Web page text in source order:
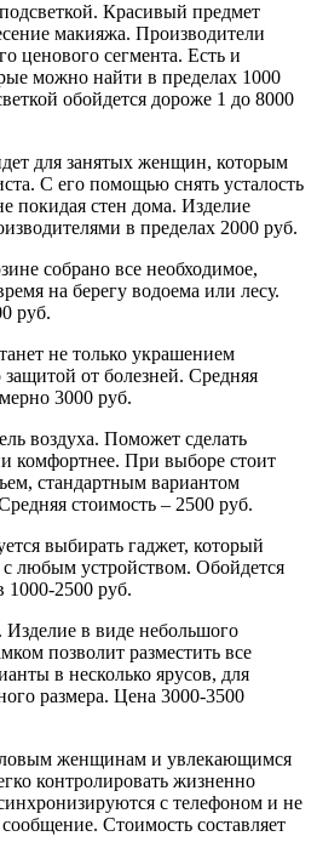
Красивый предмет
макияжа. Производители
ценового сегмента. Есть и
можно найти в пределах 1000
обойдется дороже 1 до 8000
для занятых женщин, которым
С его помощью снять усталость
покидая стен дома. Изделие
в пределах 2000 руб.
собрано все необходимое,
на берегу водоема или лесу.
руб.
не только украшением
от болезней. Средняя
3000 руб.
воздуха. Поможет сделать
комфортнее. При выборе стоит
стандартным вариантом
стоимость – 2500 руб.
выбирать гаджет, который
любым устройством. Обойдется
1000-2500 руб.
Изделие в виде небольшого
позволит разместить все
в несколько ярусов, для
размера. Цена 3000-3500
женщинам и увлекающимся
контролировать жизненно
с телефоном и не
Стоимость составляет